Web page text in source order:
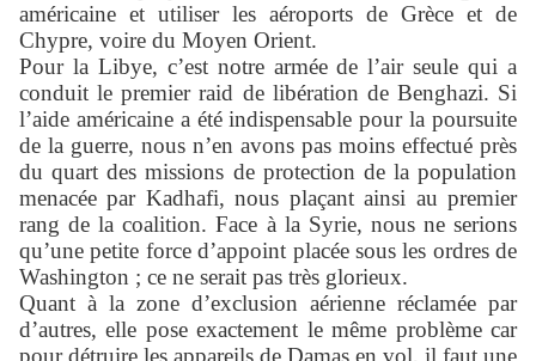
américaine et utiliser les aéroports de Grèce et de
Chypre, voire du Moyen Orient.
Pour la Libye, c’est notre armée de l’air seule qui a
conduit le premier raid de libération de Benghazi. Si
l’aide américaine a été indispensable pour la poursuite
de la guerre, nous n’en avons pas moins effectué près
du quart des missions de protection de la population
menacée par Kadhafi, nous plaçant ainsi au premier
rang de la coalition. Face à la Syrie, nous ne serions
qu’une petite force d’appoint placée sous les ordres de
Washington ; ce ne serait pas très glorieux.
Quant à la zone d’exclusion aérienne réclamée par
d’autres, elle pose exactement le même problème car
pour détruire les appareils de Damas en vol, il faut une